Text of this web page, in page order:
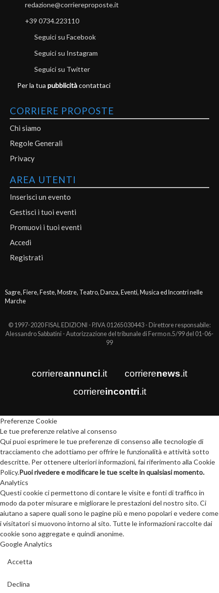
redazione@corriereproposte.it
+39 0734.223110
Seguici su Facebook
Seguici su Instagram
Seguici su Twitter
Per la tua pubblicitàcontattaci
CORRIERE PROPOSTE
Chi siamo
Regole Generali
Privacy
AREA UTENTI
Inserisci un evento
Gestisci i tuoi eventi
Promuovi i tuoi eventi
Accedi
Registrati
Sagre, Fiere, Feste, Mostre, Teatro, Danza, Eventi, Musica ed Incontri nelle
Marche
© 1997-2020 FISAL EDIZIONI - P.IVA 01265030443 - Direttore responsabile:
Alessandro Sabbatini - Autorizzazione del tribunale di Fermo n.5/99 del 01-06-
99
corriereannunci.it corrierenews.it
corriereincontri.it
Preferenze Cookie
Le tue preferenze relative al consenso
Qui puoi esprimere le tue preferenze di consenso alle tecnologie di
tracciamento che adottiamo per offrire le funzionalità e attività sotto
descritte. Per ottenere ulteriori informazioni, fai riferimento alla Cookie
Policy.Puoi rivedere e modificare le tue scelte in qualsiasi momento.
Analytics
Questi cookie ci permettono di contare le visite e fonti di traffico in
modo da poter misurare e migliorare le prestazioni del nostro sito. Ci
aiutano a sapere quali sono le pagine più e meno popolari e vedere come
i visitatori si muovono intorno al sito. Tutte le informazioni raccolte dai
cookie sono aggregate e quindi anonime.
Google Analytics
Accetta
Declina